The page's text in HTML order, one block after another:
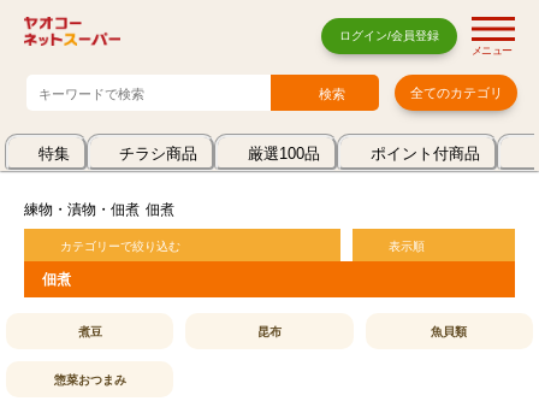
ログイン/会員登録
メニュー
全てのカテゴリ
特集 チラシ商品 厳選100品 ポイント付商品
練物・漬物・佃煮 佃煮
カテゴリーで絞り込む 表示順
佃煮
煮豆 昆布 魚貝類
惣菜おつまみ